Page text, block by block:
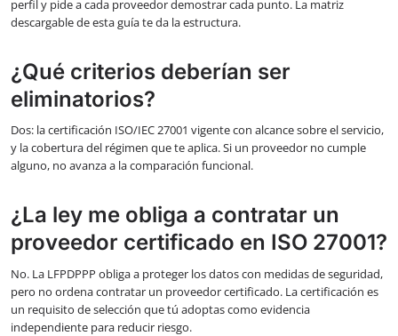
perfil y pide a cada proveedor demostrar cada punto. La matriz
descargable de esta guía te da la estructura.
¿Qué criterios deberían ser
eliminatorios?
Dos: la certificación ISO/IEC 27001 vigente con alcance sobre el servicio,
y la cobertura del régimen que te aplica. Si un proveedor no cumple
alguno, no avanza a la comparación funcional.
¿La ley me obliga a contratar un
proveedor certificado en ISO 27001?
No. La LFPDPPP obliga a proteger los datos con medidas de seguridad,
pero no ordena contratar un proveedor certificado. La certificación es
un requisito de selección que tú adoptas como evidencia
independiente para reducir riesgo.